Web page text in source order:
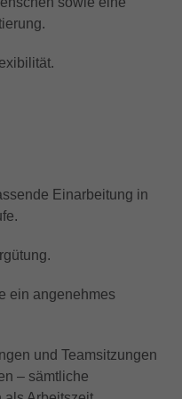
Einarbeitung in
ein angenehmes
und Teamsitzungen
– sämtliche
den Sitzungsstatus zu
beim Laden von
wie Maps, YouTube,
und
verwendet wird.